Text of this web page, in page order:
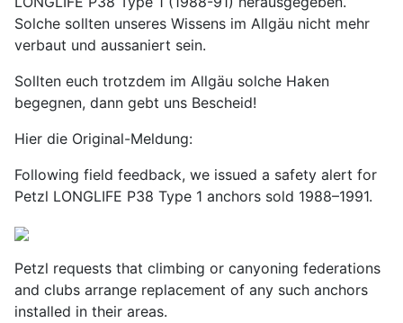
Solche sollten unseres Wissens im Allgäu nicht mehr
verbaut und aussaniert sein.
Sollten euch trotzdem im Allgäu solche Haken
begegnen, dann gebt uns Bescheid!
Hier die Original-Meldung:
Following field feedback, we issued a safety alert for
Petzl LONGLIFE P38 Type 1 anchors sold 1988–1991.
Petzl requests that climbing or canyoning federations
and clubs arrange replacement of any such anchors
installed in their areas.